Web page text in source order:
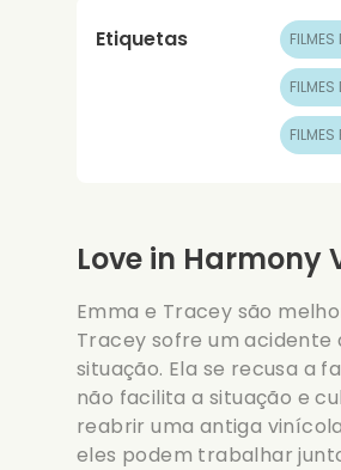
Etiquetas
Love in Harmony
Emma e Tracey são
Tracey sofre um acidente
situação. Ela se recusa a
não facilita a situação e
reabrir uma antiga
eles podem trabalhar